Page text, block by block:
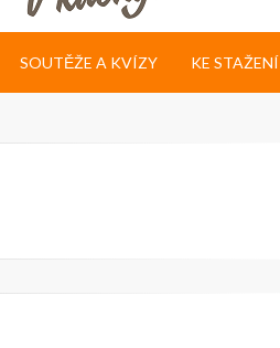
SOUTĚŽE A KVÍZY KE STAŽENÍ